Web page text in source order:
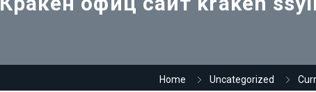
Home Uncategorized